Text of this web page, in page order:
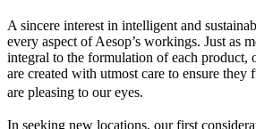
A sincere interest in intelligent and
every aspect of Aesop’s workings. Just as
integral to the formulation of each product,
are created with utmost care to ensure they
are pleasing to our eyes.
In seeking new locations, our first